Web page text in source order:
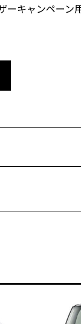
ーキャンペーン